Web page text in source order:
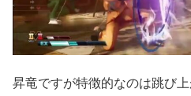
昇竜ですが特徴的なのは跳び